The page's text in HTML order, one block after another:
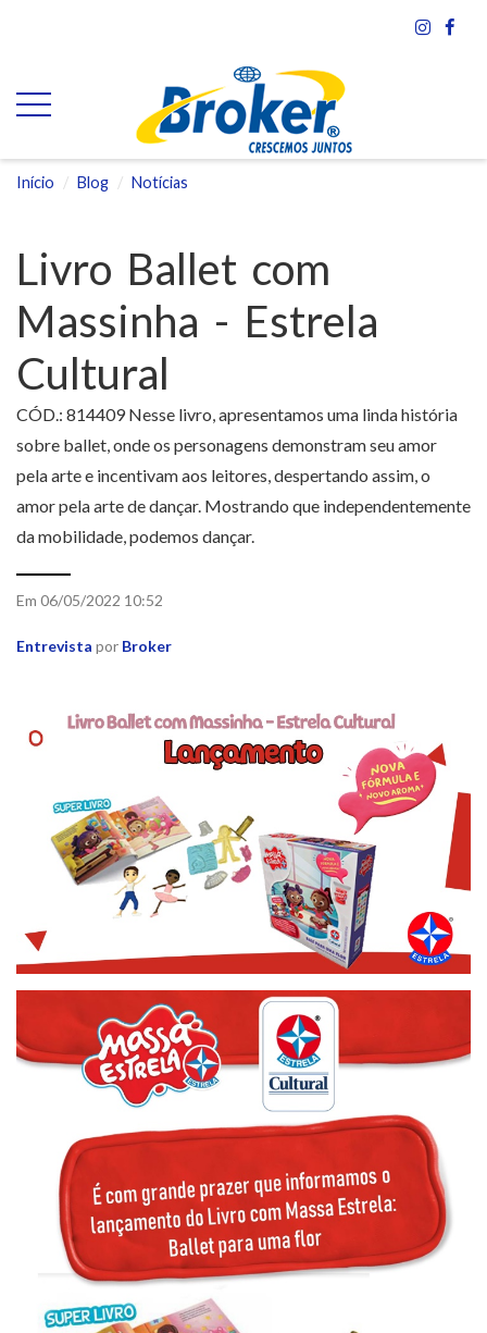
Início Blog Notícias
Livro Ballet com
Massinha - Estrela
Cultural
CÓD.: 814409 Nesse livro, apresentamos uma linda história
sobre ballet, onde os personagens demonstram seu amor
pela arte e incentivam aos leitores, despertando assim, o
amor pela arte de dançar. Mostrando que independentemente
da mobilidade, podemos dançar.
Em 06/05/2022 10:52
Entrevista por Broker